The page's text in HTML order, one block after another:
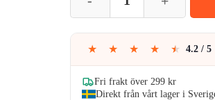
var:
59kr.
★ ★ ★ ★ ★ 4.2 / 5
Fri frakt över 299 kr
Direkt från vårt lager i